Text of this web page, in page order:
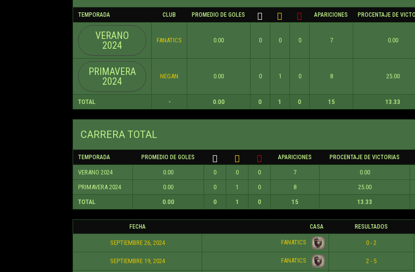
TEMPORADA CLUB PROMEDIO DE GOLES APARICIONES PROCENTAJE DE
VERANO
2024
FANATICS 0.00 0 0 0 7 0.00
PRIMAVERA
2024
NEGAN 0.00 0 1 0 8 25.00
TOTAL - 0.00 0 1 0 15 13.33
CARRERA TOTAL
TEMPORADA PROMEDIO DE GOLES APARICIONES PROCENTAJE DE VICTORIAS
VERANO 2024 0.00 0 0 0 7 0.00
PRIMAVERA 2024
0.00 0 1 0 8 25.00
TOTAL
0.00 0 1 0 15 13.33
FECHA CASA RESULTADOS
SEPTIEMBRE 26, 2024 FANATICS 0 - 2
SEPTIEMBRE 19, 2024 FANATICS 2 - 5